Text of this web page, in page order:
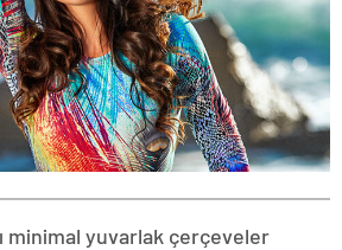
minimal yuvarlak çerçeveler